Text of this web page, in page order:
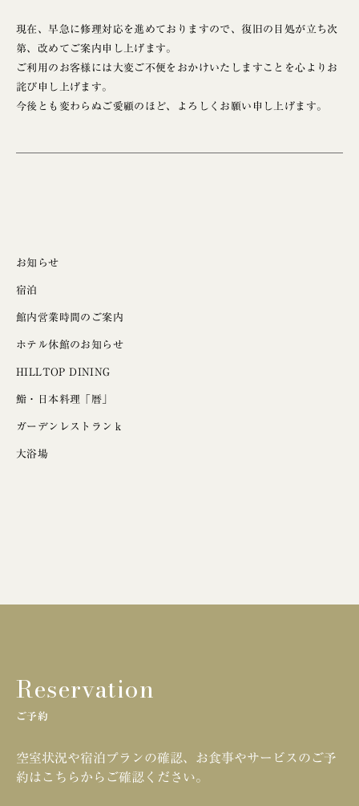
現在、早急に修理対応を進めておりますので、復旧の目処が立ち次
第、改めてご案内申し上げます。
ご利用のお客様には大変ご不便をおかけいたしますことを心よりお
詫び申し上げます。
今後とも変わらぬご愛顧のほど、よろしくお願い申し上げます。
お知らせ
宿泊
館内営業時間のご案内
ホテル休館のお知らせ
HILLTOP DINING
鮨・日本料理「暦」
ガーデンレストランｋ
大浴場
Reservation
ご予約
空室状況や宿泊プランの確認、お食事やサービスのご予
約はこちらからご確認ください。